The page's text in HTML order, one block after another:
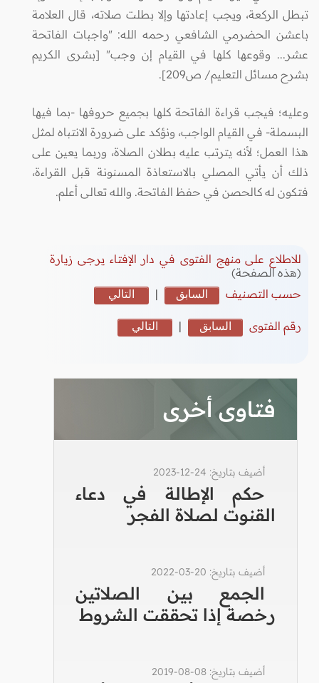
تبطل الركعة، ويجب إعادتها وإلا بطلت صلاته، قال العلامة
باعشن الحضرمي الشافعي رحمه الله: "واجبات الفاتحة
عشر... وقوعها كلها في القيام إن وجب" [بشرى الكريم
بشرح مسائل التعليم/ ص209].
وعليه؛ فيجب قراءة الفاتحة كلها بجميع حروفها -بما فيها
البسملة- في القيام الواجب، ونؤكد على ضرورة الانتباه لمثل
هذا العمل؛ لأنه يترتب عليه بطلان الصلاة، وربما يعين على
ذلك أن يأتي المصلي بالاستعاذة المسنونة قبل القراءة،
فتكون له كالحصن في حفظ الفاتحة. والله تعالى أعلم.
للاطلاع على منهج الفتوى في دار الإفتاء يرجى زيارة
(هذه الصفحة)
حسب التصنيف
السابق | التالي
رقم الفتوى السابق | التالي
فتاوى أخرى
أضيف بتاريخ: 24-12-2023
حكم الإطالة في دعاء
القنوت لصلاة الفجر
أضيف بتاريخ: 20-03-2022
الجمع بين الصلاتين
رخصة إذا تحققت الشروط
أضيف بتاريخ: 08-08-2019